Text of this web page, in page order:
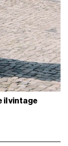
il vintage